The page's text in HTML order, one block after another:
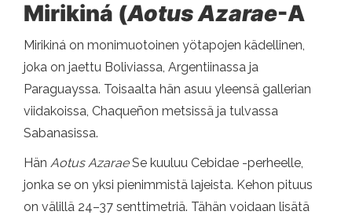
Mirikiná (Aotus Azarae-A
Mirikiná on monimuotoinen yötapojen kädellinen,
joka on jaettu Boliviassa, Argentiinassa ja
Paraguayssa. Toisaalta hän asuu yleensä gallerian
viidakoissa, Chaqueñon metsissä ja tulvassa
Sabanasissa.
Hän Aotus AzaraeSe kuuluu Cebidae -perheelle,
jonka se on yksi pienimmistä lajeista. Kehon pituus
on välillä 24–37 senttimetriä. Tähän voidaan lisätä